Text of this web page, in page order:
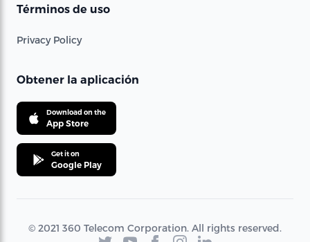
Términos de uso
Privacy Policy
Obtener la aplicación
Download on the
App Store
Get it on
Google Play
© 2021 360 Telecom Corporation. All rights reserved.